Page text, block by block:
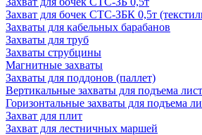
Захват для бочек СТС-ЗБК 0,5т
Захваты для кабельных барабанов
Захваты для труб
Захваты струбцины
Магнитные захваты
Захваты для поддонов (паллет)
Вертикальные захваты для подъема
Горизонтальные захваты для подъема
Захват для плит
Захват для лестничных маршей